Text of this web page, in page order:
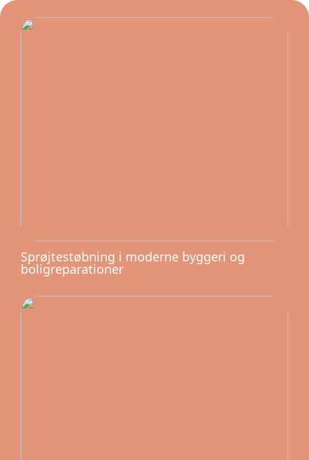
Sprøjtestøbning i moderne byggeri og
boligreparationer